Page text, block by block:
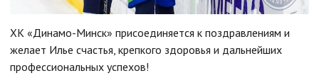
ХК «Динамо-Минск» присоединяется к поздравлениям и
желает Илье счастья, крепкого здоровья и дальнейших
профессиональных успехов!